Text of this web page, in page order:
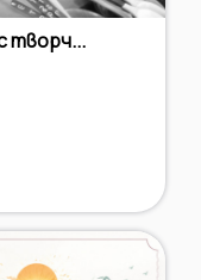
творч...